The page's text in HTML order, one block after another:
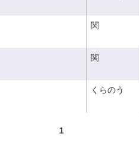
関
関
くらのう
1